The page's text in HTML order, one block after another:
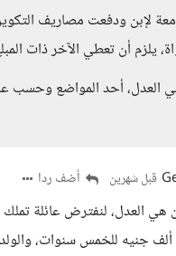
لإبن ودفعت مصاريف
يلزم أن تعطي الآخر ذات
العدل، أحد المواضع وحسب
قبل شهرين أضف ردا
تحتاج مصاريف 50 ألف جنيه للخمس